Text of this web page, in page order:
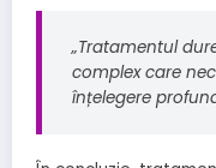
„Tratamentul
complex care
înțelegere